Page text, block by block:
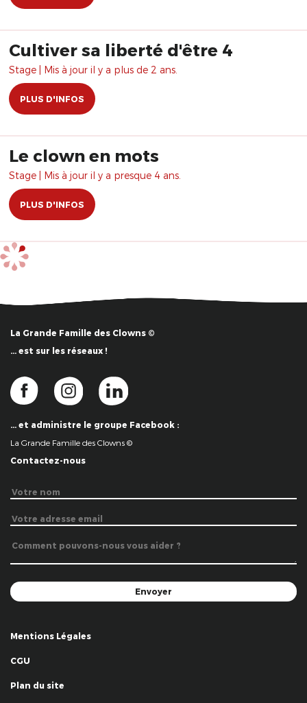
Cultiver sa liberté d'être 4
Stage | Mis à jour il y a plus de 2 ans.
PLUS D'INFOS
Le clown en mots
Stage | Mis à jour il y a presque 4 ans.
PLUS D'INFOS
La Grande Famille des Clowns ©
… est sur les réseaux !
… et administre le groupe Facebook :
La Grande Famille des Clowns ©
Contactez-nous
Mentions Légales
CGU
Plan du site